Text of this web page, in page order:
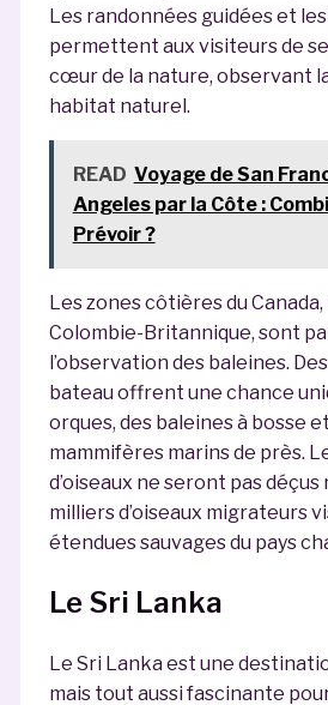
Les randonnées guidées et
permettent aux visiteurs de
cœur de la nature, observant
habitat naturel.
READ Voyage de San
Angeles par la Côte :
Prévoir ?
Les zones côtières du
Colombie-Britannique, sont
l’observation des baleines.
bateau offrent une chance
orques, des baleines à bosse
mammifères marins de près.
d’oiseaux ne seront pas déçus
milliers d’oiseaux migrateurs
étendues sauvages du pays
Le Sri Lanka
Le Sri Lanka est une
mais tout aussi fascinante